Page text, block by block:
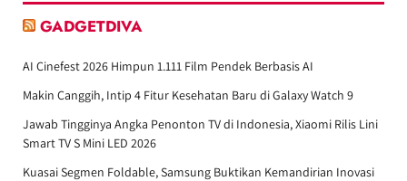
GADGETDIVA
AI Cinefest 2026 Himpun 1.111 Film Pendek Berbasis AI
Makin Canggih, Intip 4 Fitur Kesehatan Baru di Galaxy Watch 9
Jawab Tingginya Angka Penonton TV di Indonesia, Xiaomi Rilis Lini
Smart TV S Mini LED 2026
Kuasai Segmen Foldable, Samsung Buktikan Kemandirian Inovasi